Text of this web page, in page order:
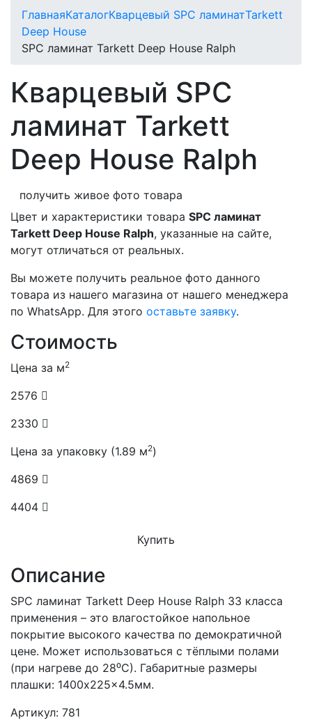
ГлавнаяКаталогКварцевый SPC ламинатTarkett
Deep House
SPC ламинат Tarkett Deep House Ralph
Кварцевый SPC
ламинат Tarkett
Deep House Ralph
получить живое фото товара
Цвет и характеристики товара SPC ламинат
Tarkett Deep House Ralph, указанные на сайте,
могут отличаться от реальных.
Вы можете получить реальное фото данного
товара из нашего магазина от нашего менеджера
по WhatsApp. Для этого оставьте заявку.
Стоимость
Цена за м2
2576
2330
Цена за упаковку (1.89 м2)
4869
4404
Купить
Описание
SPC ламинат Tarkett Deep House Ralph 33 класса
применения – это влагостойкое напольное
покрытие высокого качества по демократичной
цене. Может использоваться с тёплыми полами
(при нагреве до 28⁰С). Габаритные размеры
плашки: 1400x225x4.5мм.
Артикул: 781